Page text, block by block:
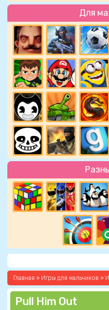
Для
Главная » Игры для мальчиков »
Pull Him Out